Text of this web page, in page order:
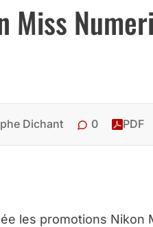
Miss
Dichant 0 PDF
les promotions